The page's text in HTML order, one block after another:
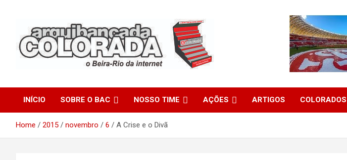
Arquibancada Colorada
INÍCIO SOBRE O BAC NOSSO TIME AÇÕES ARTIGOS
Home 2015 novembro 6 A Crise e o Divã